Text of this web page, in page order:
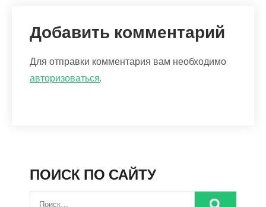
Добавить комментарий
Для отправки комментария вам необходимо
авторизоваться.
ПОИСК ПО САЙТУ